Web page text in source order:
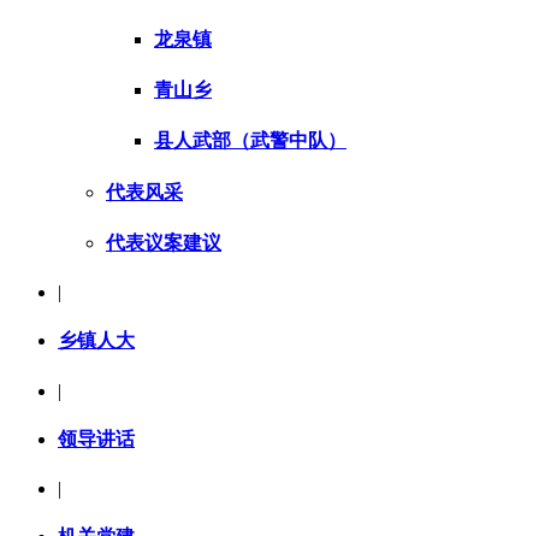
龙泉镇
青山乡
县人武部（武警中队）
代表风采
代表议案建议
|
乡镇人大
|
领导讲话
|